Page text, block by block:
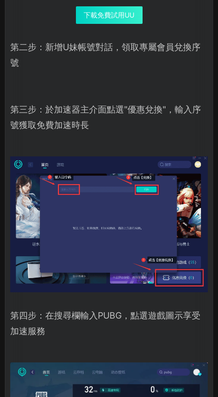
下載免費試用UU
第二步：新增U妹帳號對話，領取專屬會員兌換序
號
第三步：於加速器主介面點選"優惠兌換"，輸入序
號獲取免費加速時長
第四步：在搜尋欄輸入PUBG，點選遊戲圖示享受
加速服務